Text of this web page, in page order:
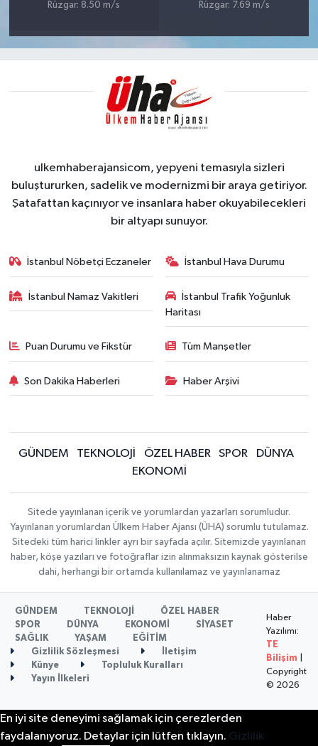
Rüzgar: 8.50 m/s
Rüzgar: 7.69 m/s
ulkemhaberajansicom, yepyeni temasıyla sizleri
buluştururken, sadelik ve modernizmi bir araya getiriyor.
Şatafattan kaçınıyor ve insanlara haber okuyabilecekleri
bir altyapı sunuyor.
İstanbul Nöbetçi Eczaneler İstanbul Hava Durumu
İstanbul Namaz Vakitleri
İstanbul Trafik Yoğunluk
Haritası
Puan Durumu ve Fikstür Tüm Manşetler
Son Dakika Haberleri Haber Arşivi
GÜNDEM TEKNOLOJİ ÖZEL HABER SPOR
DÜNYA
EKONOMİ
Sitede yayınlanan içerik ve yorumlardan yazarları sorumludur.
Yayınlanan yorumlardan Ülkem Haber Ajansı (ÜHA) sorumlu tutulamaz.
Sitedeki tüm harici linkler ayrı bir sayfada açılır. Sitemizde yayınlanan
haber, köşe yazıları ve fotoğraflar izin alınmaksızın kaynak gösterilse
dahi, herhangi bir ortamda kullanılamaz ve yayınlanamaz
GÜNDEM TEKNOLOJİ
ÖZEL HABER
SPOR
DÜNYA EKONOMİ
SİYASET
SAĞLIK
YAŞAM
EĞİTİM
Gizlilik Sözleşmesi
İletişim
Künye
Topluluk Kuralları
Yayın İlkeleri
Haber
Yazılımı:
TE
Bilişim
Copyright
© 2026
En iyi site deneyimi sağlamak için çerezlerden
faydalanıyoruz. Detaylar için lütfen tıklayın. Gizlilik